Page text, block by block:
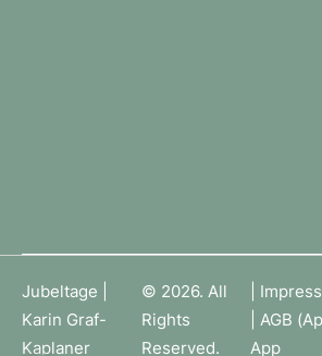
Jubeltage |
Karin Graf-
Kaplaner
© 2026. All
Rights
Reserved.
AGB
App